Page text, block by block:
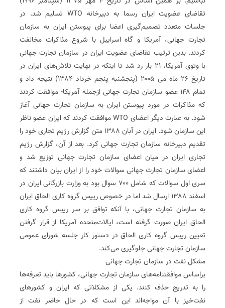
تقاضای عضویت ایران رسما به دبیرخانه WTO تسلیم شد. در
جلسات متعدد تصمیم‌گیری اعضا برای پیوستن ایران به سازمان
تجارت جهانی، آمریکا و گاه اسراییل با شروع مذاکرات مخالفت
کردند. بدین ترتیب تقاضای عضویت ایران در سازمان تجارت جهانی
با وتوی آمریکا، ۲۱ بار رد شد تا اینکه در نهایت تلاش‌های ایران در
تاریخ ۲۶ ماه می ۲۰۰۵ (پنجشنبه پنجم خرداد ۱۳۸۴) نتیجه داد‌ و
تمام ۱۴۸ عضو سازمان تجارت جهانی ‌ازجمله آمریکا- موافقت کردند
که مذاکرات در مورد پیوستن ایران به سازمان تجارت جهانی آغاز
شود. به ‌عبارت ‌دیگر‌ اعضای WTO موافقت کردند که ایران عضو ناظر
این سازمان شود. ایران در آبان ۱۳۸۸ متن گزارش رژیم تجاری خود را
تقدیم دبیرخانه سازمان تجارت جهانی کرد. بعد از آن، گزارش رژیم
تجاری ایران در میان اعضای سازمان تجارت جهانی توزیع شد و
اعضای سازمان تجارت جهانی سوالات خود را از ایران بیان داشتند که
سری اول سوالات که شامل ۷۰۰ سوال بود به وزارت بازرگانی ایران در
اسفند ۱۳۸۸ ارسال شد اما در خصوص رییس گروه کاری الحاق ایران
به سازمان تجارت جهانی، با آنکه توافق بر سر رییس گروه کاری
الحاق ایران صورت گرفته ‌است، ایالات‌متحده آمریکا از قرار گرفتن
تعیین رییس گروه کاری الحاق در دستور کار جلسه شورای عمومی
سازمان تجارت جهانی جلوگیری می‌کند.
مشکل نفت در سازمان تجارت جهانی
براساس موافقتنامه‌های سازمان تجارت جهانی، کشورها باید تعرفه‌ها
را به تدریج حذف کنند. یکی از مشکلاتی که ایران و کشورهای
نفت‌خیز با آن مواجه‌اند این است که در حال حاضر نفت از